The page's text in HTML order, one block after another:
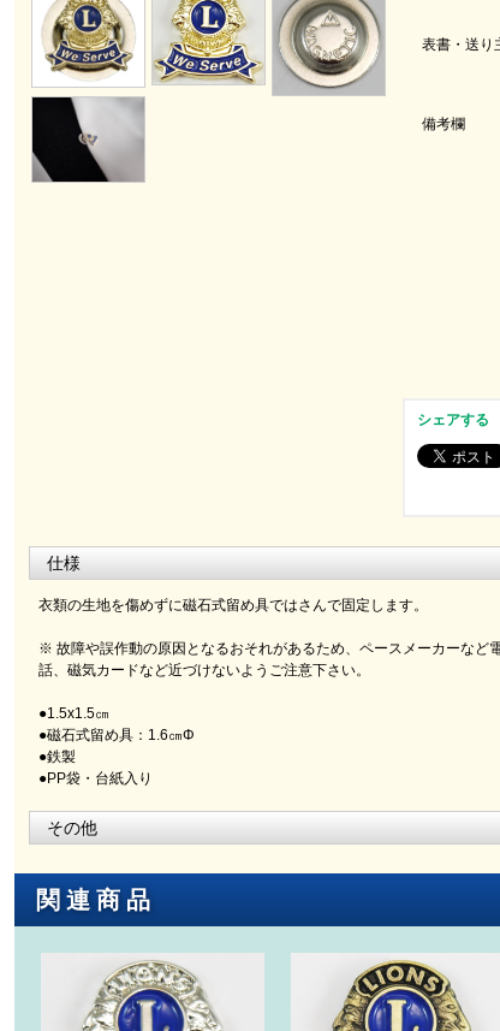
表書・送り
備考欄
シェアする
仕様
衣類の生地を傷めずに磁石式留め具ではさんで固定します。
※ 故障や誤作動の原因となるおそれがあるため、ペースメーカーなど
話、磁気カードなど近づけないようご注意下さい。
●1.5x1.5㎝
●磁石式留め具：1.6㎝Φ
●鉄製
●PP袋・台紙入り
その他
関連商品